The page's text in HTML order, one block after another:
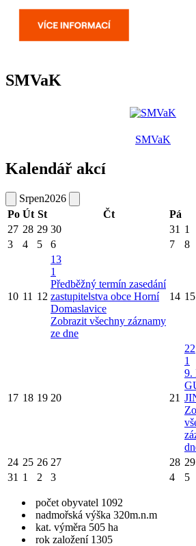
SMVaK
SMVaK
Kalendář akcí
Srpen2026
Po Út St Čt Pá
27 28 29 30 31 1
3
4 5 6 7 8
10 11 12
13
1
Předběžný termín zasedání
zastupitelstva obce Horní
Domaslavice
Zobrazit všechny záznamy
ze dne
14 15
17 18 19 20 21
22
1
9.
24 25 26 27 28 29
31 1 2 3 4 5
počet obyvatel 1092
nadmořská výška 320m.n.m
kat. výměra 505 ha
rok založení 1305